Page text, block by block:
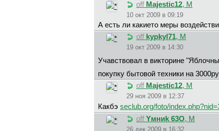
off Majestic12, М
10 окт 2009 в 09:19
А есть ли какието меры
off kypkyl71, М
19 окт 2009 в 14:30
Учавствовал в викторине
покупку бытовой техники на
off Majestic12, М
29 ноя 2009 в 12:37
Какбэ seclub.org/foto/
off Yмниk 63O, М
26 дек 2009 в 16:32